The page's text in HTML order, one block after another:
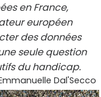
en France,
européen
des données
seule question
du handicap.
Dal'Secco